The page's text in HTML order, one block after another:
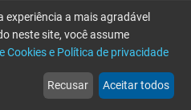
web
Notícias
more_horiz
Mais
a mais agradável
neste site, você assume
Cookies e Política de privacidade
Recusar Aceitar todos
favor tente novamente